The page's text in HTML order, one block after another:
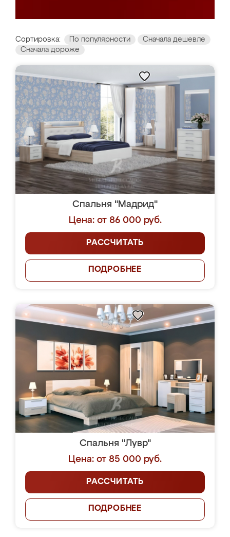
Сортировка: По популярности
Сначала дешевле
Сначала дороже
Спальня "Мадрид"
Цена: от 86 000 руб.
РАССЧИТАТЬ
ПОДРОБНЕЕ
Спальня "Лувр"
Цена: от 85 000 руб.
РАССЧИТАТЬ
ПОДРОБНЕЕ